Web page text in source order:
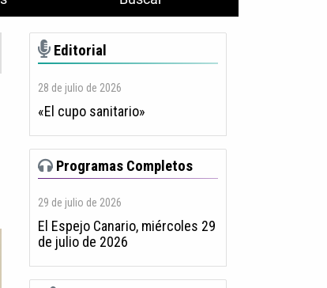
Editorial
28 de julio de 2026
«El cupo sanitario»
Programas Completos
29 de julio de 2026
El Espejo Canario, miércoles 29
de julio de 2026